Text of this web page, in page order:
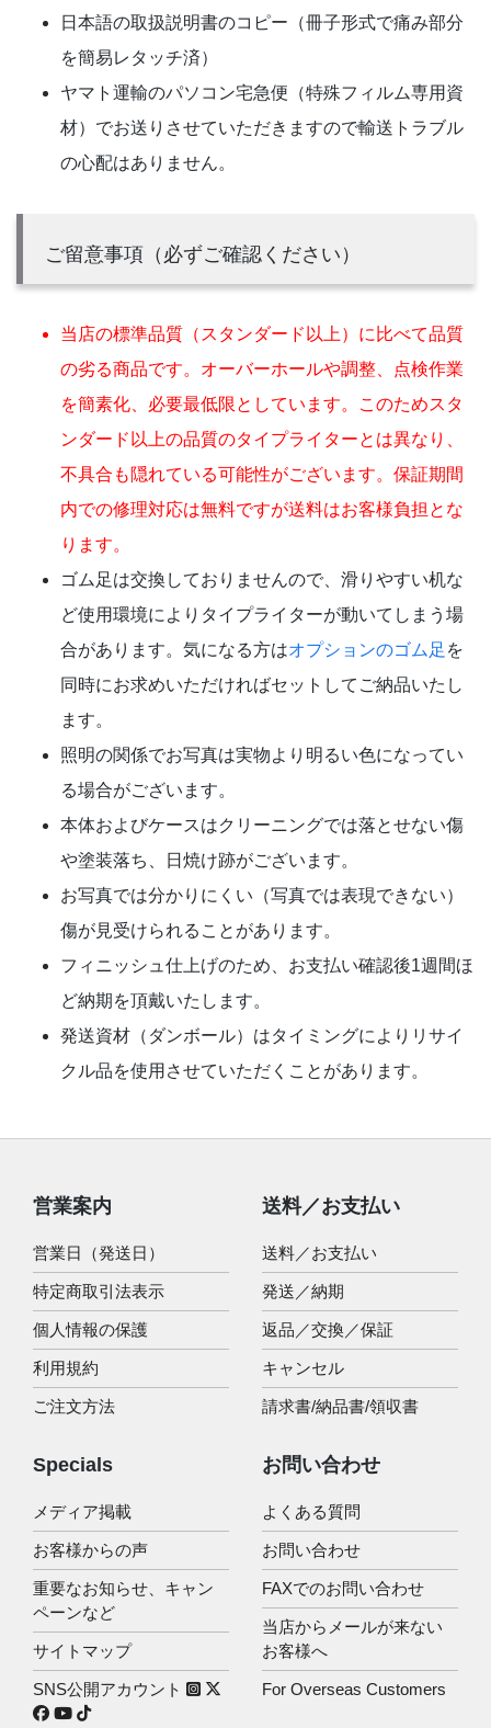
日本語の取扱説明書のコピー（冊子形式で痛み部分
を簡易レタッチ済）
ヤマト運輸のパソコン宅急便（特殊フィルム専用資
材）でお送りさせていただきますので輸送トラブル
の心配はありません。
ご留意事項（必ずご確認ください）
当店の標準品質（スタンダード以上）に比べて品質
の劣る商品です。オーバーホールや調整、点検作業
を簡素化、必要最低限としています。このためスタ
ンダード以上の品質のタイプライターとは異なり、
不具合も隠れている可能性がございます。保証期間
内での修理対応は無料ですが送料はお客様負担とな
ります。
ゴム足は交換しておりませんので、滑りやすい机な
ど使用環境によりタイプライターが動いてしまう場
合があります。気になる方はオプションのゴム足 を
同時にお求めいただければセットしてご納品いたし
ます。
照明の関係でお写真は実物より明るい色になってい
る場合がございます。
本体およびケースはクリーニングでは落とせない傷
や塗装落ち、日焼け跡がございます。
お写真では分かりにくい（写真では表現できない）
傷が見受けられることがあります。
フィニッシュ仕上げのため、お支払い確認後1週間ほ
ど納期を頂戴いたします。
発送資材（ダンボール）はタイミングによりリサイ
クル品を使用させていただくことがあります。
営業案内
営業日（発送日）
特定商取引法表示
個人情報の保護
利用規約
ご注文方法
送料／お支払い
送料／お支払い
発送／納期
返品／交換／保証
キャンセル
請求書/納品書/領収書
Specials
メディア掲載
お客様からの声
重要なお知らせ、キャン
ペーンなど
サイトマップ
SNS公開アカウント
お問い合わせ
よくある質問
お問い合わせ
FAXでのお問い合わせ
当店からメールが来ない
お客様へ
For Overseas Customers